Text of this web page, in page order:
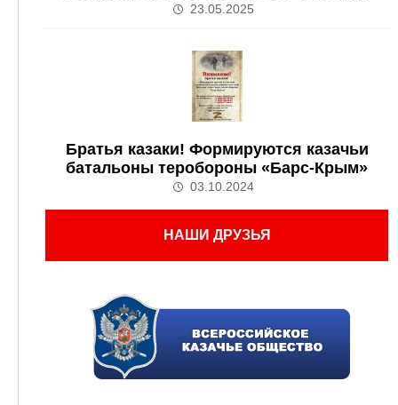
23.05.2025
Братья казаки! Формируются казачьи
батальоны теробороны «Барс-Крым»
03.10.2024
НАШИ ДРУЗЬЯ